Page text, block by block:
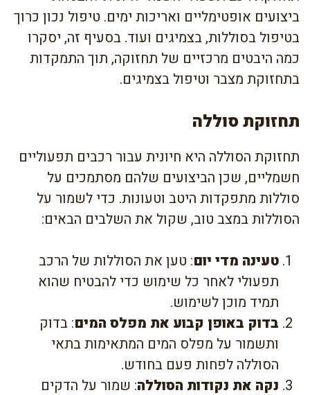
ביצועים אופטימליים ואריכות ימים. טיפול נכון כרוך
בטיפול בסוללות, בצמיגים ועוד. בסעיף זה, יסקרו
כמה היבטים מרכזיים של תחזוקה, תוך התמקדות
בתחזוקת מצבר וטיפול בצמיגים.
תחזוקת סוללה
תחזוקת הסוללה היא חיונית עבור רכבים תפעוליים
חשמליים, שכן הביצועים שלהם מסתמכים על
סוללות מתפקדות היטב וטעונות. כדי לשמור על
הסוללות במצב טוב, שקול את השלבים הבאים:
טעינה מדי יום: טען את הסוללות של הרכב
תפעולי לאחר כל שימוש כדי להבטיח שהוא
תמיד מוכן לשימוש.
בדוק באופן קבוע את מפלס המים: בדוק
ותשמור על מפלס המים המתאימות בתאי
הסוללה לפחות פעם בחודש.
נקה את נקודות הסוללה: שמור על הדקים